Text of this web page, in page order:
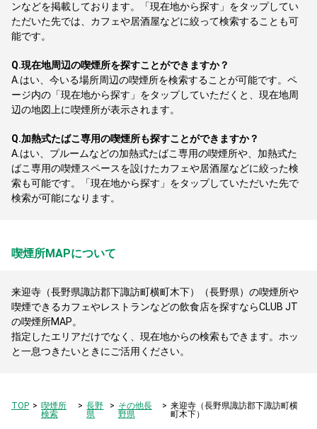
ンなどを掲載しております。「現在地から探す」をタップしてい
ただいた先では、カフェや居酒屋などに絞って検索することも可
能です。
Q.現在地周辺の喫煙所を探すことができますか？
A. はい、今いる場所周辺の喫煙所を検索することが可能です。ペ
ージ内の「現在地から探す」をタップしていただくと、現在地周
辺の地図上に喫煙所が表示されます。
Q.加熱式たばこ専用の喫煙所も探すことができますか？
A. はい、プルームなどの加熱式たばこ専用の喫煙所や、加熱式た
ばこ専用の喫煙スペースを設けたカフェや居酒屋などに絞った検
索も可能です。「現在地から探す」をタップしていただいた先で
検索が可能になります。
喫煙所MAPについて
来迎寺（長野県諏訪郡下諏訪町横町木下）（長野県）の喫煙所や
喫煙できるカフェやレストランなどの飲食店を探すならCLUB JT
の喫煙所MAP。
指定したエリアだけでなく、現在地からの検索もできます。ホッ
と一息つきたいときにご活用ください。
TOP
喫煙所
検索
長野
県
その他長
野県
来迎寺（長野県諏訪郡下諏訪町横
町木下）